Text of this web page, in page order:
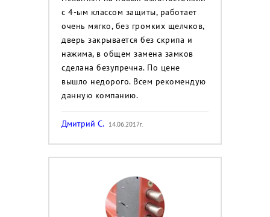
с 4-ым классом защиты, работает
очень мягко, без громких щелчков,
дверь закрывается без скрипа и
нажима, в общем замена замков
сделана безупречна. По цене
вышло недорого. Всем рекомендую
данную компанию.
Дмитрий С. 14.06.2017г.